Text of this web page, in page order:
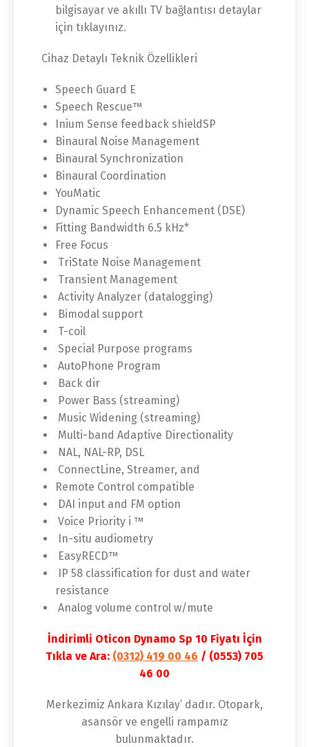
bilgisayar ve akıllı TV bağlantısı detaylar
için tıklayınız.
Cihaz Detaylı Teknik Özellikleri
Speech Guard E
Speech Rescue™
Inium Sense feedback shieldSP
Binaural Noise Management
Binaural Synchronization
Binaural Coordination
YouMatic
Dynamic Speech Enhancement (DSE)
Fitting Bandwidth 6.5 kHz*
Free Focus
TriState Noise Management
Transient Management
Activity Analyzer (datalogging)
Bimodal support
T-coil
Special Purpose programs
AutoPhone Program
Back dir
Power Bass (streaming)
Music Widening (streaming)
Multi-band Adaptive Directionality
NAL, NAL-RP, DSL
ConnectLine, Streamer, and
Remote Control compatible
DAI input and FM option
Voice Priority i ™
In-situ audiometry
EasyRECD™
IP 58 classification for dust and water
resistance
Analog volume control w/mute
İndirimli Oticon Dynamo Sp 10 Fiyatı İçin
Tıkla ve Ara: (0312) 419 00 46 / (0553) 705
46 00
Merkezimiz Ankara Kızılay’ dadır. Otopark,
asansör ve engelli rampamız
bulunmaktadır.